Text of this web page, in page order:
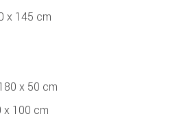
x 145 cm
x 50 cm
x 100 cm